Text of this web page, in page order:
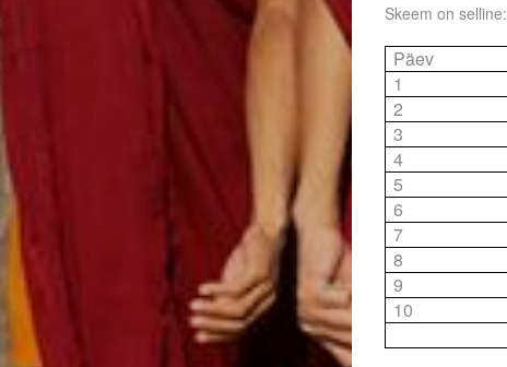
Skeem on selline:
Päev
1
2
3
4
5
6
7
8
9
10